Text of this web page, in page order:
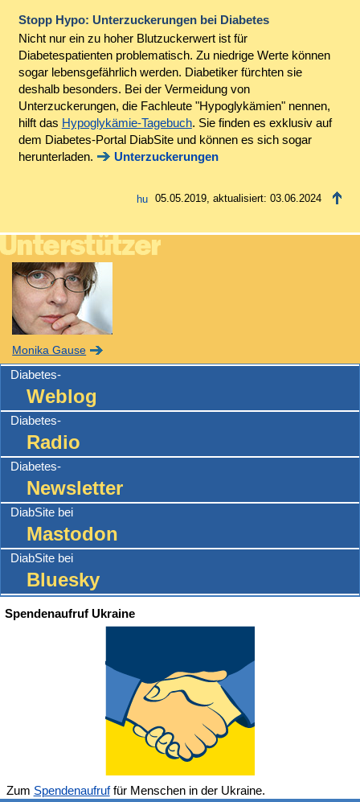
Stopp Hypo: Unterzuckerungen bei Diabetes
Nicht nur ein zu hoher Blutzuckerwert ist für
Diabetespatienten problematisch. Zu niedrige Werte können
sogar lebensgefährlich werden. Diabetiker fürchten sie
deshalb besonders. Bei der Vermeidung von
Unterzuckerungen, die Fachleute "Hypoglykämien" nennen,
hilft das Hypoglykämie-Tagebuch. Sie finden es exklusiv auf
dem Diabetes-Portal DiabSite und können es sich sogar
herunterladen.
Unterzuckerungen
05.05.2019, aktualisiert: 03.06.2024
Monika Gause
Diabetes-
Weblog
Diabetes-
Radio
Diabetes-
Newsletter
DiabSite bei
Mastodon
DiabSite bei
Bluesky
Spendenaufruf Ukraine
Zum Spendenaufruffür Menschen in der Ukraine.